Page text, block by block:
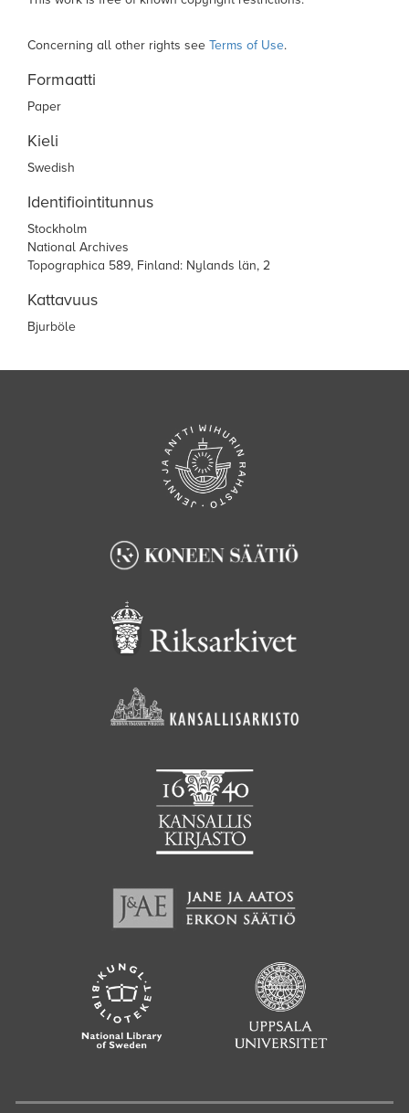
Concerning all other rights see Terms of Use.
Formaatti
Paper
Kieli
Swedish
Identifiointitunnus
Stockholm
National Archives
Topographica 589, Finland: Nylands län, 2
Kattavuus
Bjurböle